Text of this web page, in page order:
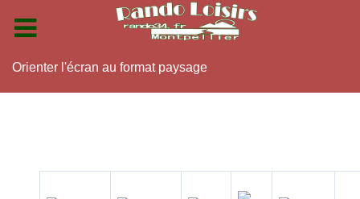
Orienter l'écran au format paysage